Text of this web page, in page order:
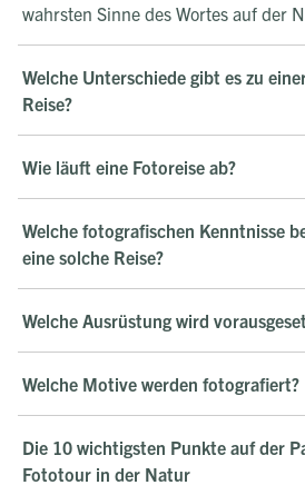
wahrsten Sinne des Wortes auf der
Welche Unterschiede gibt es zu
Reise?
Wie läuft eine Fotoreise ab?
Welche fotografischen Kenntnisse
eine solche Reise?
Welche Ausrüstung wird
Welche Motive werden fotografiert?
Die 10 wichtigsten Punkte auf der
Fototour in der Natur